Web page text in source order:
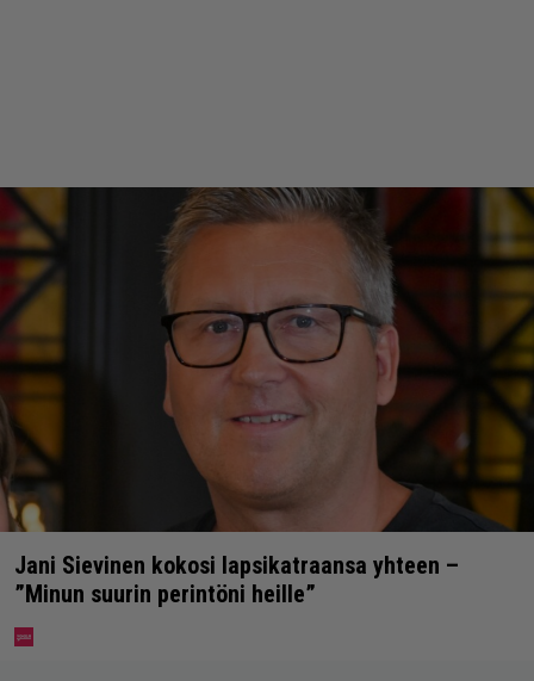
Jani Sievinen kokosi lapsikatraansa yhteen –
”Minun suurin perintöni heille”